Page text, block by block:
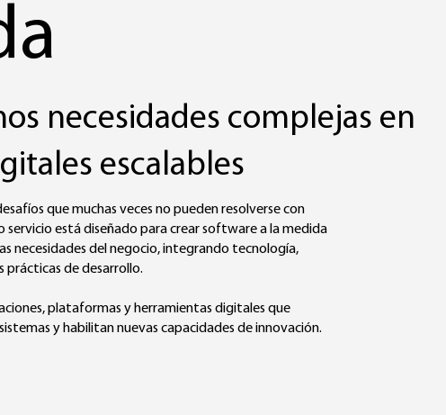
necesidades complejas en
escalables
que muchas veces no pueden resolverse con
servicio está diseñado para crear software a la medida
necesidades del negocio, integrando tecnología,
de desarrollo.
plataformas y herramientas digitales que
y habilitan nuevas capacidades de innovación.